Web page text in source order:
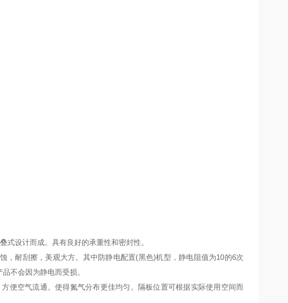
式设计而成。具有良好的承重性和密封性。
，耐刮擦，美观大方。其中防静电配置(黑色)机型，静电阻值为10的6次
不会因为静电而受损。
便空气流通。使得氮气分布更佳均匀。隔板位置可根据实际使用空间而